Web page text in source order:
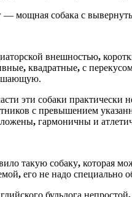
— мощная собака с
внешностью,
, квадратные, с
эти собаки практически
с превышением
, гармоничны и
такую собаку, которая
, его не надо специально
бульдога непростой,